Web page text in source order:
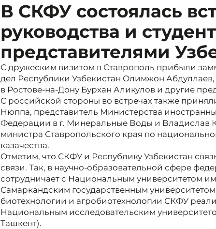
В СКФУ состоялась
руководства и
представителями
С дружеским визитом в Ставрополь прибыли
дел Республики Узбекистан Олимжон
в Ростове-на-Дону Бурхан Аликулов и другие
С российской стороны во встречах также
Нюппа, представитель Министерства
Федерации в г. Минеральные Воды и Владислав
министра Ставропольского края по
казачества.
Отметим, что СКФУ и Республику Узбекистан
связи. Так, в научно-образовательной сфере
сотрудничает с Национальным университетом
Самаркандским государственным
биотехнологии и агробиотехнологии СКФУ
Национальным исследовательским
Ташкент).